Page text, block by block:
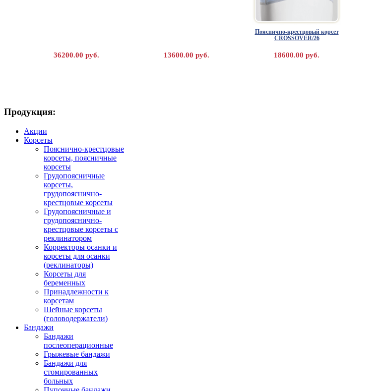
36200.00 руб. 13600.00 руб.
Пояснично-крестцовый корсет
CROSSOVER/26
18600.00 руб.
Корсет пояснично-крестцовый
15600.00 руб.
Продукция:
Акции
Корсеты
Пояснично-крестцовые
корсеты, поясничные
корсеты
Грудопоясничные
корсеты,
грудопояснично-
крестцовые корсеты
Грудопоясничные и
грудопояснично-
крестцовые корсеты с
реклинатором
Корректоры осанки и
корсеты для осанки
(реклинаторы)
Корсеты для
беременных
Принадлежности к
корсетам
Шейные корсеты
(головодержатели)
Бандажи
Бандажи
послеоперационные
Грыжевые бандажи
Бандажи для
стомированных
больных